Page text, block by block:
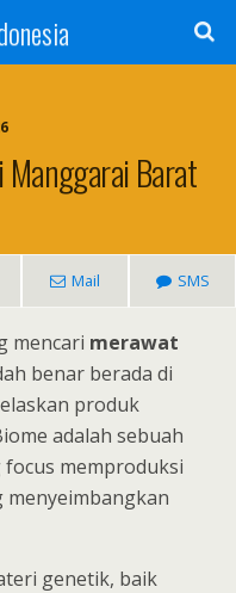
Barat
Mail SMS
mencari merawat
benar berada di
produk
adalah sebuah
memproduksi
genetik, baik